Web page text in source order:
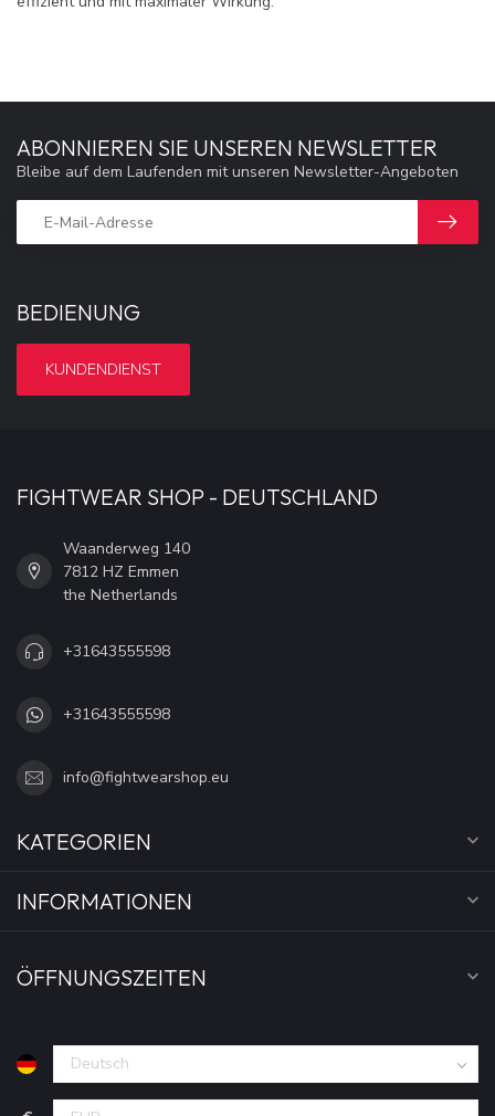
BEDIENUNG
KUNDENDIENST
ABONNIEREN SIE UNSEREN NEWSLETTER
Bleibe auf dem Laufenden mit unseren Newsletter-Angeboten
FIGHTWEAR SHOP - DEUTSCHLAND
Waanderweg 140
7812 HZ Emmen
the Netherlands
+31643555598
+31643555598
info@fightwearshop.eu
KATEGORIEN
INFORMATIONEN
ÖFFNUNGSZEITEN